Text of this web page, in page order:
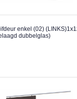
enkel (02)
dubbelglas)